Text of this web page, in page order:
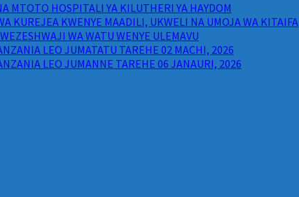
MTOTO HOSPITALI YA KILUTHERI YA HAYDOM
KUREJEA KWENYE MAADILI, UKWELI NA UMOJA WA KITAIFA
WA WATU WENYE ULEMAVU
LEO JUMATATU TAREHE 02 MACHI, 2026
LEO JUMANNE TAREHE 06 JANAURI, 2026